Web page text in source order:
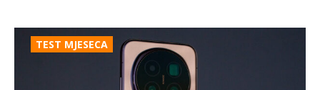
TEST MJESECA